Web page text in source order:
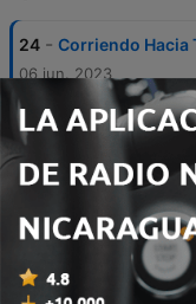
24 - Corriendo Hacia
06 jun. 2023
23 - Doctrinas
06 jun. 2023
Doctrinas
22 mar. 2023
21 - Doctrinas
Conversion